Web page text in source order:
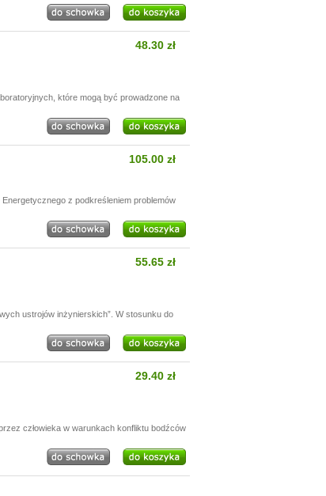
48.30 zł
które mogą być prowadzone na
105.00 zł
z podkreśleniem problemów
55.65 zł
ustrojów inżynierskich”. W stosunku do
29.40 zł
człowieka w warunkach konfliktu bodźców